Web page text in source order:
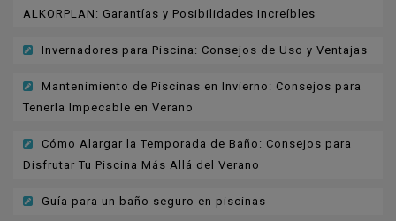
UBICACIÓN
ALKORPLAN: Garantías y Posibilidades Increíbles
Invernadores para Piscina: Consejos de Uso y Ventajas
Mantenimiento de Piscinas en Invierno: Consejos para
Tenerla Impecable en Verano
Cómo Alargar la Temporada de Baño: Consejos para
Disfrutar Tu Piscina Más Allá del Verano
Guía para un baño seguro en piscinas